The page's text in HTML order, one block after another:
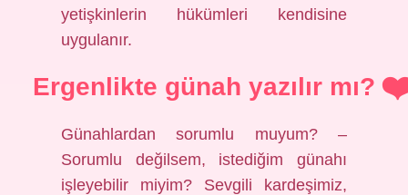
yetişkinlerin hükümleri kendisine
uygulanır.
Ergenlikte günah yazılır mı?
Günahlardan sorumlu muyum? –
Sorumlu değilsem, istediğim günahı
işleyebilir miyim? Sevgili kardeşimiz,